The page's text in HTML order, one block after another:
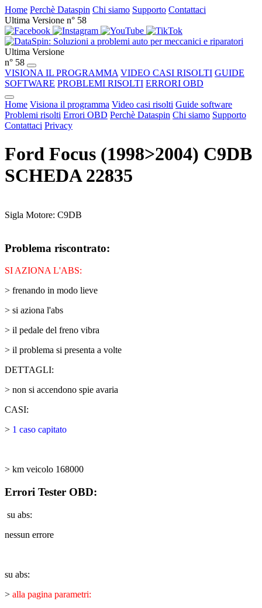
Home Perchè Dataspin Chi siamo Supporto Contattaci
Ultima Versione n° 58
Ultima Versione
n° 58
VISIONA IL PROGRAMMA VIDEO CASI RISOLTI GUIDE
SOFTWARE PROBLEMI RISOLTI ERRORI OBD
Home Visiona il programma Video casi risolti Guide software
Problemi risolti Errori OBD Perchè Dataspin Chi siamo Supporto
Contattaci Privacy
Ford Focus (1998>2004) C9DB
SCHEDA 22835
Sigla Motore: C9DB
Problema riscontrato:
SI AZIONA L'ABS:
> frenando in modo lieve
> si aziona l'abs
> il pedale del freno vibra
> il problema si presenta a volte
DETTAGLI:
> non si accendono spie avaria
CASI:
> 1 caso capitato
> km veicolo 168000
Errori Tester OBD:
su abs:
nessun errore
su abs:
> alla pagina parametri: